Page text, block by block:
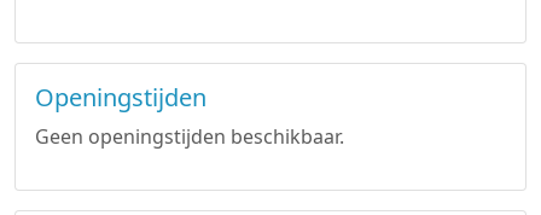
Openingstijden
Geen openingstijden beschikbaar.